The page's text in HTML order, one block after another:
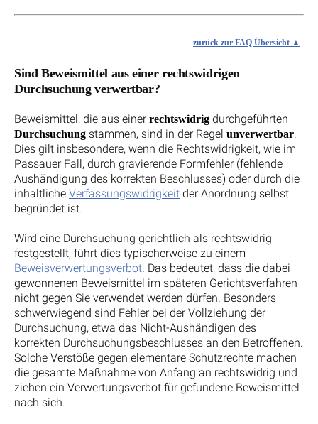
zurück zur FAQ Übersicht
Sind Beweismittel aus einer rechtswidrigen
Durchsuchung verwertbar?
Beweismittel, die aus einer rechtswidrig durchgeführten
Durchsuchung stammen, sind in der Regel unverwertbar.
Dies gilt insbesondere, wenn die Rechtswidrigkeit, wie im
Passauer Fall, durch gravierende Formfehler (fehlende
Aushändigung des korrekten Beschlusses) oder durch die
inhaltliche Verfassungswidrigkeit der Anordnung selbst
begründet ist.
Wird eine Durchsuchung gerichtlich als rechtswidrig
festgestellt, führt dies typischerweise zu einem
Beweisverwertungsverbot. Das bedeutet, dass die dabei
gewonnenen Beweismittel im späteren Gerichtsverfahren
nicht gegen Sie verwendet werden dürfen. Besonders
schwerwiegend sind Fehler bei der Vollziehung der
Durchsuchung, etwa das Nicht-Aushändigen des
korrekten Durchsuchungsbeschlusses an den Betroffenen.
Solche Verstöße gegen elementare Schutzrechte machen
die gesamte Maßnahme von Anfang an rechtswidrig und
ziehen ein Verwertungsverbot für gefundene Beweismittel
nach sich.